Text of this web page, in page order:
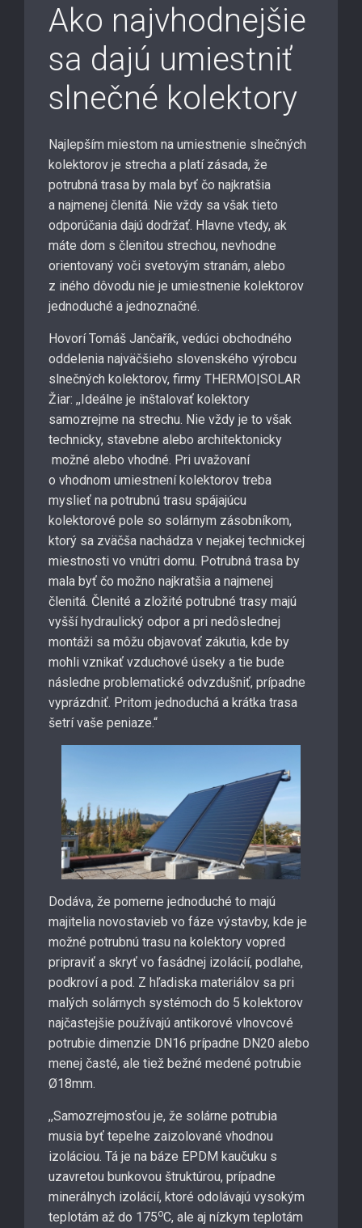
Ako najvhodnejšie
sa dajú umiestniť
slnečné kolektory
Najlepším miestom na umiestnenie slnečných
kolektorov je strecha a platí zásada, že
potrubná trasa by mala byť čo najkratšia
a najmenej členitá. Nie vždy sa však tieto
odporúčania dajú dodržať. Hlavne vtedy, ak
máte dom s členitou strechou, nevhodne
orientovaný voči svetovým stranám, alebo
z iného dôvodu nie je umiestnenie kolektorov
jednoduché a jednoznačné.
Hovorí Tomáš Jančařík, vedúci obchodného
oddelenia najväčšieho slovenského výrobcu
slnečných kolektorov, firmy THERMO|SOLAR
Žiar: ,,Ideálne je inštalovať kolektory
samozrejme na strechu. Nie vždy je to však
technicky, stavebne alebo architektonicky
možné alebo vhodné. Pri uvažovaní
o vhodnom umiestnení kolektorov treba
myslieť na potrubnú trasu spájajúcu
kolektorové pole so solárnym zásobníkom,
ktorý sa zväčša nachádza v nejakej technickej
miestnosti vo vnútri domu. Potrubná trasa by
mala byť čo možno najkratšia a najmenej
členitá. Členité a zložité potrubné trasy majú
vyšší hydraulický odpor a pri nedôslednej
montáži sa môžu objavovať zákutia, kde by
mohli vznikať vzduchové úseky a tie bude
následne problematické odvzdušniť, prípadne
vyprázdniť. Pritom jednoduchá a krátka trasa
šetrí vaše peniaze.“
Dodáva, že pomerne jednoduché to majú
majitelia novostavieb vo fáze výstavby, kde je
možné potrubnú trasu na kolektory vopred
pripraviť a skryť vo fasádnej izolácií, podlahe,
podkroví a pod. Z hľadiska materiálov sa pri
malých solárnych systémoch do 5 kolektorov
najčastejšie používajú antikorové vlnovcové
potrubie dimenzie DN16 prípadne DN20 alebo
menej časté, ale tiež bežné medené potrubie
Ø18mm.
,,Samozrejmosťou je, že solárne potrubia
musia byť tepelne zaizolované vhodnou
izoláciou. Tá je na báze EPDM kaučuku s
uzavretou bunkovou štruktúrou, prípadne
minerálnych izolácií, ktoré odolávajú vysokým
teplotám až do 175oC, ale aj nízkym teplotám